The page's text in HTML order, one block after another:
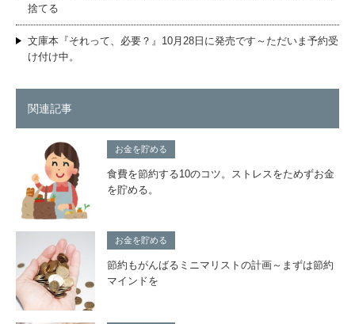
捨てる
文庫本『それって、必要？』10月28日に発売です～ただいま予約受
け付け中。
関連記事
お金を貯める
食費を節約する10のコツ。ストレスをためずお金
を貯める。
お金を貯める
節約もがんばるミニマリストの計画～まずは節約
マインドを